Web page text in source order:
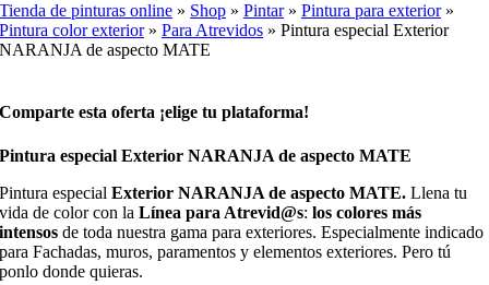
Tienda de pinturas online » Shop »Pintar»Pintura para exterior»
Pintura color exterior»Para Atrevidos »Pintura especial Exterior
NARANJA de aspecto MATE
Comparte esta oferta ¡elige tu plataforma!
Pintura especial Exterior NARANJA de aspecto MATE
Pintura especialExterior NARANJA de aspecto MATE. Llena tu
vida de color con laLínea para Atrevid@s:los colores más
intensos de toda nuestra gama para exteriores. Especialmente indicado
para Fachadas, muros, paramentos y elementos exteriores. Pero tú
ponlo donde quieras.